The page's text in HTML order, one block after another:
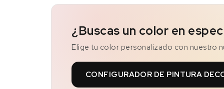
¿Buscas un color en
Elige tu color personalizado con nuestro
CONFIGURADOR DE PINTURA